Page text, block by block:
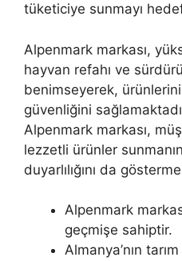
tüketiciye sunmayı
Alpenmark markası,
hayvan refahı ve
benimseyerek,
güvenliğini
Alpenmark markası,
lezzetli ürünler
duyarlılığını da
Alpenmark
geçmişe sahiptir.
Almanya’nın